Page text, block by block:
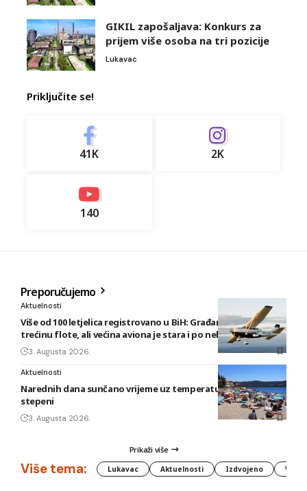
GIKIL zapošaljava: Konkurs za
prijem više osoba na tri pozicije
Lukavac
Priključite se!
41K 2K
140
Preporučujemo
Aktuelnosti
Više od 100 letjelica registrovano u BiH: Građani posjeduju
trećinu flote, ali većina aviona je stara i po nekoliko decenija
3. Augusta 2026.
Aktuelnosti
Narednih dana sunčano vrijeme uz temperature do 40
stepeni
3. Augusta 2026.
Prikaži više
Više tema: Lukavac Aktuelnosti Izdvojeno